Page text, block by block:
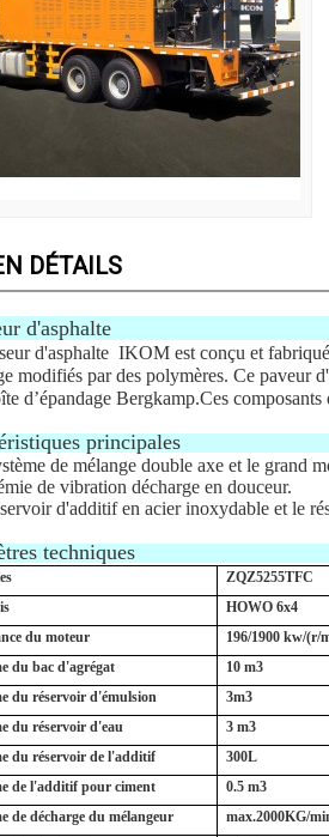
DÉTAILS
d'asphalte IKOM est conçu et
modifiés par des polymères. Ce paveur
d’épandage Bergkamp.Ces
principales
de mélange double axe et le grand
de vibration décharge en douceur.
d'additif en acier inoxydable et le
techniques
ZQZ5255TFC
HOWO 6x4
du moteur
196/1900 kw/(r/
du bac d'agrégat
10 m3
du réservoir d'émulsion
3m3
du réservoir d'eau
3 m3
du réservoir de l'additif
300L
de l'additif pour ciment
0.5 m3
de décharge du mélangeur
max.2000KG/